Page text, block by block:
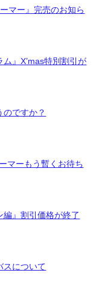
マー』完売のお知ら
ム』X’mas特別割引が
ですか？
マーもう暫くお待ち
編』割引価格が終了
スについて